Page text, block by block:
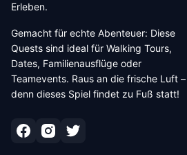
Erleben.
Gemacht für echte Abenteuer: Diese
Quests sind ideal für Walking Tours,
Dates, Familienausflüge oder
Teamevents. Raus an die frische Luft –
denn dieses Spiel findet zu Fuß statt!